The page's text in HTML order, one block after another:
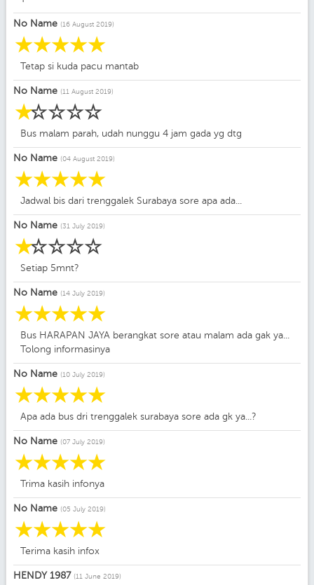
No Name (16 August 2019)
☆
☆
☆
☆
☆
Tetap si kuda pacu mantab
No Name (11 August 2019)
☆
☆
☆
☆
☆
Bus malam parah, udah nunggu 4 jam gada yg dtg
No Name (04 August 2019)
☆
☆
☆
☆
☆
Jadwal bis dari trenggalek Surabaya sore apa ada...
No Name (31 July 2019)
☆
☆
☆
☆
☆
Setiap 5mnt?
No Name (14 July 2019)
☆
☆
☆
☆
☆
Bus HARAPAN JAYA berangkat sore atau malam ada gak ya...
Tolong informasinya
No Name (10 July 2019)
☆
☆
☆
☆
☆
Apa ada bus dri trenggalek surabaya sore ada gk ya...?
No Name (07 July 2019)
☆
☆
☆
☆
☆
Trima kasih infonya
No Name (05 July 2019)
☆
☆
☆
☆
☆
Terima kasih infox
HENDY 1987 (11 June 2019)